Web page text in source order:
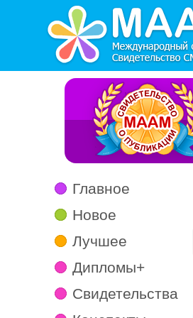
Главное
Новое
Лучшее
Дипломы+
Свидетельства